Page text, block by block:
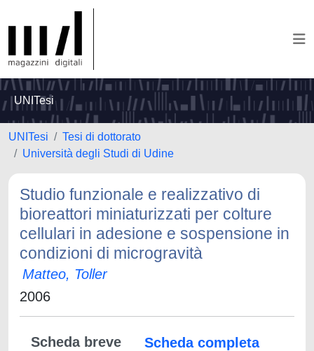
UNITesi
UNITesi
Tesi di dottorato
Università degli Studi di Udine
Studio funzionale e realizzativo di
bioreattori miniaturizzati per colture
cellulari in adesione e sospensione in
condizioni di microgravità
Matteo, Toller
2006
Scheda breve
Scheda completa